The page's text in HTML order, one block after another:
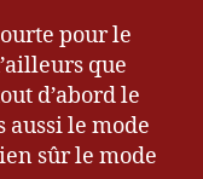
pour le
que
d’abord le
le mode
sûr le mode